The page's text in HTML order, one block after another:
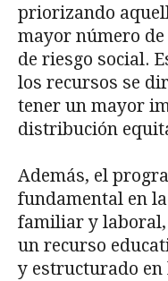
priorizando
mayor número
de riesgo social.
los recursos se
tener un mayor
distribución
Además, el
fundamental en
familiar y
un recurso
y estructurado